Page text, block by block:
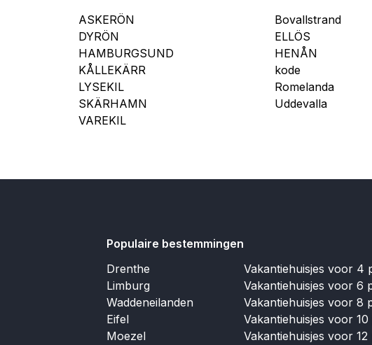
ASKERÖN Bovallstrand
DYRÖN
ELLÖS
HAMBURGSUND
HENÅN
KÅLLEKÄRR
kode
LYSEKIL
Romelanda
SKÄRHAMN
Uddevalla
VAREKIL
Populaire bestemmingen
Drenthe
Limburg
Waddeneilanden
Eifel
Moezel
Vakantiehuisjes voor 4
Vakantiehuisjes voor 6
Vakantiehuisjes voor 8
Vakantiehuisjes voor
Vakantiehuisjes voor